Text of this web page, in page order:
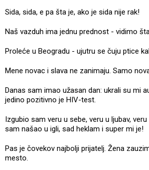
Sida, sida, e pa šta je, ako je sida nije rak!
Naš vazduh ima jednu prednost - vidimo
Proleće u Beogradu - ujutru se čuju ptice
Mene novac i slava ne zanimaju. Samo
Danas sam imao užasan dan: ukrali su mi
jedino pozitivno je HIV-test.
Izgubio sam veru u sebe, veru u ljubav,
sam našao u igli, sad heklam i super mi je!
Pas je čovekov najbolji prijatelj. Žena
mesto.